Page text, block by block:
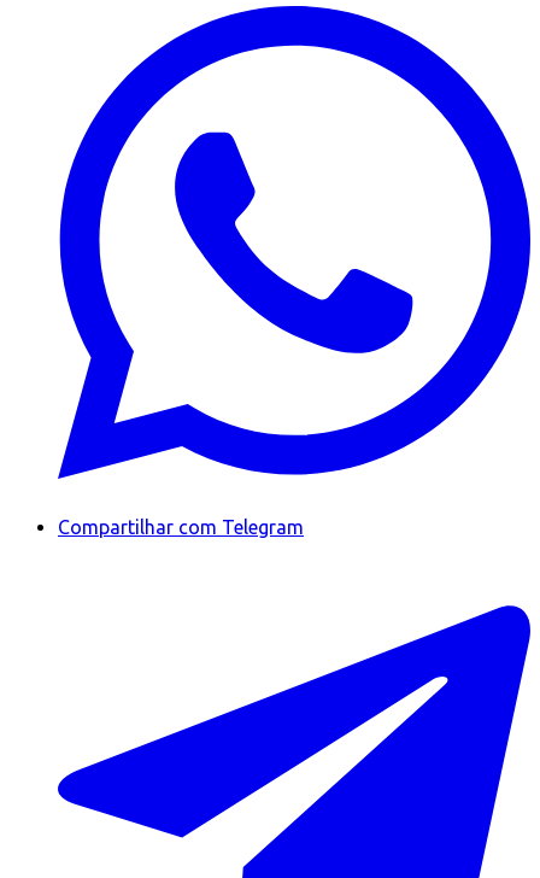
Compartilhar com Telegram